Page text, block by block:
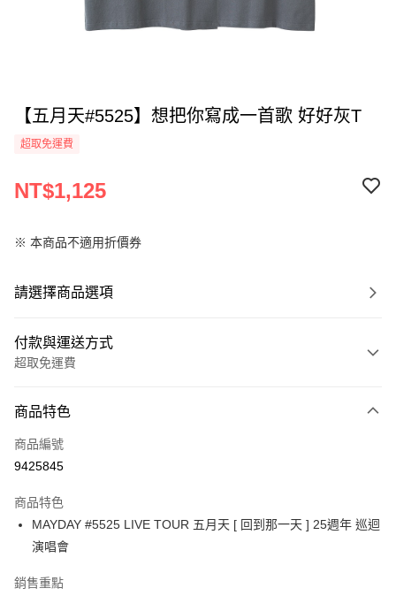
【五月天#5525】想把你寫成一首歌 好好灰T
超取免運費
NT$1,125
※ 本商品不適用折價券
請選擇商品選項
付款與運送方式
超取免運費
全家線上支付
超商取貨付款
運送方式
全家取貨付款
免運費
常溫-付款後全家取貨
商品特色
商品編號
9425845
商品特色
MAYDAY #5525 LIVE TOUR 五月天 [ 回到那一天 ] 25週年 巡迴
演唱會
銷售重點